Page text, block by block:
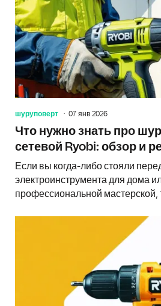
шуруповерт 07 янв 2026
Что нужно знать про
сетевой Ryobi: обзор и
Если вы когда-либо стояли
электроинструмента для дома
профессиональной мастерской,